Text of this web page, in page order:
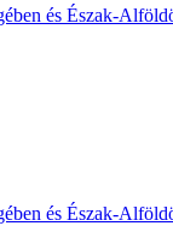
és Észak-
és Észak-